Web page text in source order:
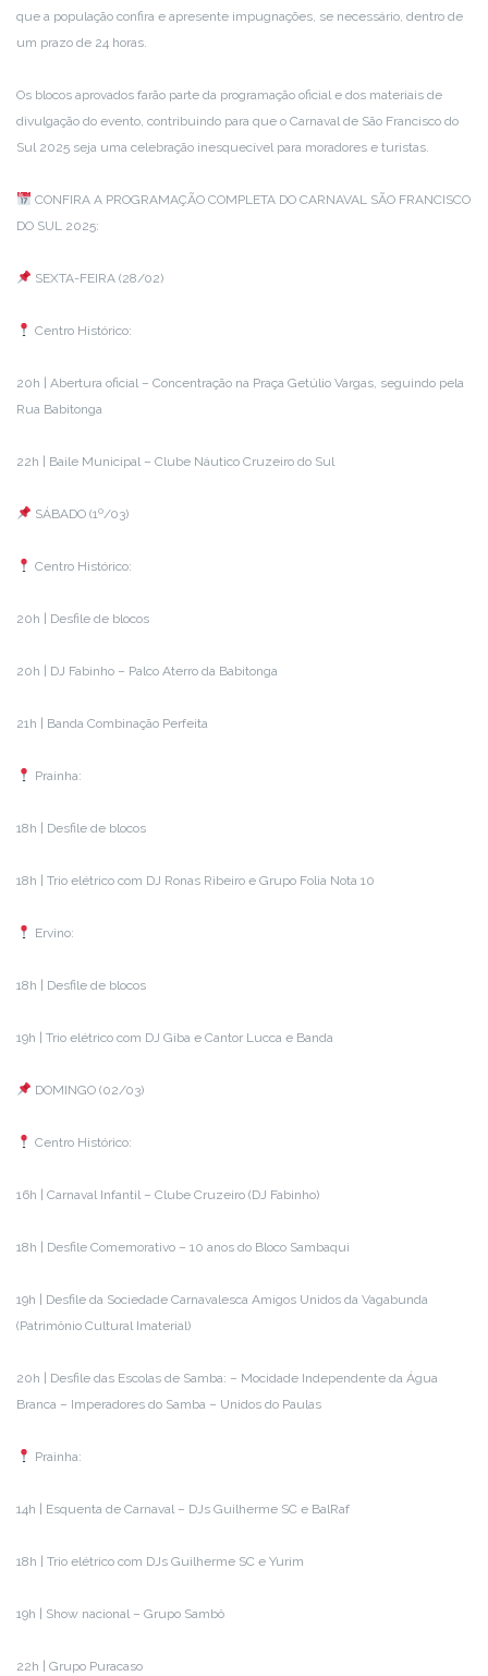
que a população confira e apresente impugnações, se necessário, dentro de
um prazo de 24 horas.
Os blocos aprovados farão parte da programação oficial e dos materiais de
divulgação do evento, contribuindo para que o Carnaval de São Francisco do
Sul 2025 seja uma celebração inesquecível para moradores e turistas.
CONFIRA A PROGRAMAÇÃO COMPLETA DO CARNAVAL SÃO FRANCISCO
DO SUL 2025:
SEXTA-FEIRA (28/02)
Centro Histórico:
20h | Abertura oficial – Concentração na Praça Getúlio Vargas, seguindo pela
Rua Babitonga
22h | Baile Municipal – Clube Náutico Cruzeiro do Sul
SÁBADO (1º/03)
Centro Histórico:
20h | Desfile de blocos
20h | DJ Fabinho – Palco Aterro da Babitonga
21h | Banda Combinação Perfeita
Prainha:
18h | Desfile de blocos
18h | Trio elétrico com DJ Ronas Ribeiro e Grupo Folia Nota 10
Ervino:
18h | Desfile de blocos
19h | Trio elétrico com DJ Giba e Cantor Lucca e Banda
DOMINGO (02/03)
Centro Histórico:
16h | Carnaval Infantil – Clube Cruzeiro (DJ Fabinho)
18h | Desfile Comemorativo – 10 anos do Bloco Sambaqui
19h | Desfile da Sociedade Carnavalesca Amigos Unidos da Vagabunda
(Patrimônio Cultural Imaterial)
20h | Desfile das Escolas de Samba: – Mocidade Independente da Água
Branca – Imperadores do Samba – Unidos do Paulas
Prainha:
14h | Esquenta de Carnaval – DJs Guilherme SC e BalRaf
18h | Trio elétrico com DJs Guilherme SC e Yurim
19h | Show nacional – Grupo Sambô
22h | Grupo Puracaso